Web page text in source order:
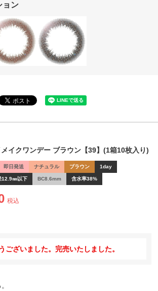
ョン
イクワンデー ブラウン【39】(1箱10枚入り)
即日発送 ナチュラル ブラウン 1day
12.9㎜以下 BC8.6mm 含水率38%
税込
ございました。完売いたしました。